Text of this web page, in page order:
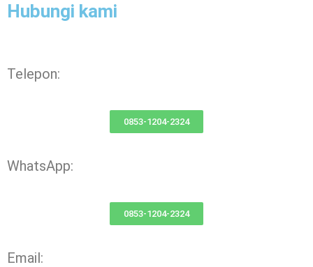
Hubungi kami
Telepon:
0853-1204-2324
WhatsApp:
0853-1204-2324
Email: